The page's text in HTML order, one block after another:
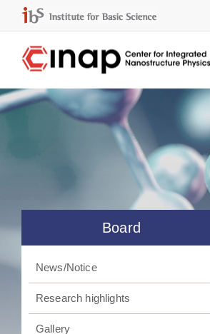
Board
News/Notice
Research highlights
Gallery